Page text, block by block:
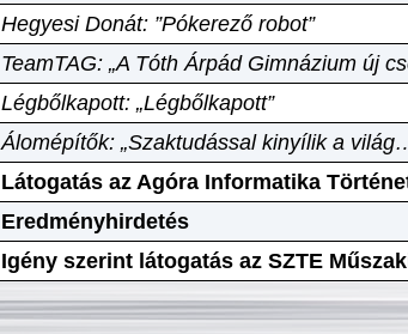
Hegyesi Donát: ”Pókerező robot”
TeamTAG: „A Tóth Árpád Gimnázium új
Légbőlkapott: „Légbőlkapott”
Álomépítők: „Szaktudással kinyílik a
Látogatás az Agóra Informatika
Eredményhirdetés
Igény szerint látogatás az SZTE